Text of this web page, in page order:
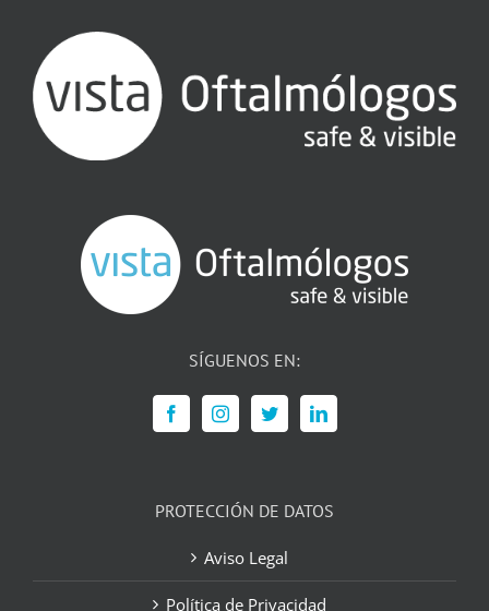
SÍGUENOS EN:
PROTECCIÓN DE DATOS
Aviso Legal
Política de Privacidad